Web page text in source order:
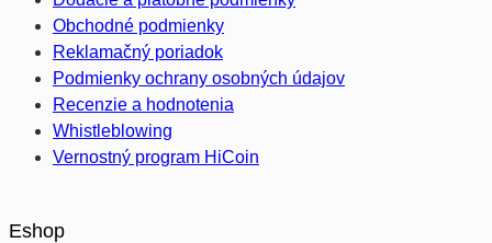
Obchodné podmienky
Reklamačný poriadok
Podmienky ochrany osobných údajov
Recenzie a hodnotenia
Whistleblowing
Vernostný program HiCoin
Eshop